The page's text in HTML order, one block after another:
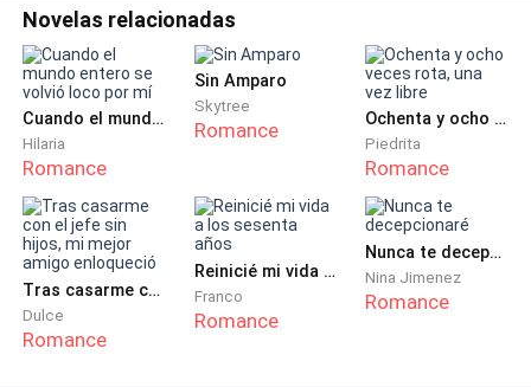
—Es raro, los diez globos están reservados para hoy,
todos los pilotos están en el aire. Muy poca gente va
a la zona A —suspiró el operador.
Mientras trataba de calmarme, me daba instrucciones
sobre qué hacer.
—¿Sabes dónde está la válvula de aire? Libera aire
para bajar lo más rápido posible.
El globo flotaba sobre el acantilado, y no podía ver el
fondo. Si liberaba aire, solo aceleraría mi muerte.
Novelas relacionadas
Cuando el mundo entero se volvió loco por mí
Hilaria
Romance
Sin Amparo
Skytree
Romance Ochenta y ocho veces rota, una vez libre
Piedrita
Romance
Tras casarme con el jefe sin hijos, mi mejor amigo enloqueció
Dulce
Romance
Reinicié mi vida a los sesenta años
Franco
Romance
Nunca te decepcionaré
Nina Jimenez
Romance